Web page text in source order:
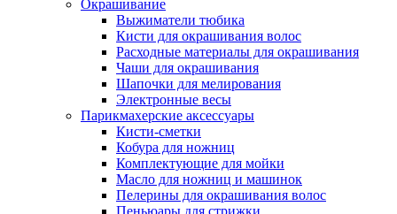
Окрашивание
Выжиматели тюбика
Кисти для окрашивания волос
Расходные материалы для окрашивания
Чаши для окрашивания
Шапочки для мелирования
Электронные весы
Парикмахерские аксессуары
Кисти-сметки
Кобура для ножниц
Комплектующие для мойки
Масло для ножниц и машинок
Пелерины для окрашивания волос
Пеньюары для стрижки